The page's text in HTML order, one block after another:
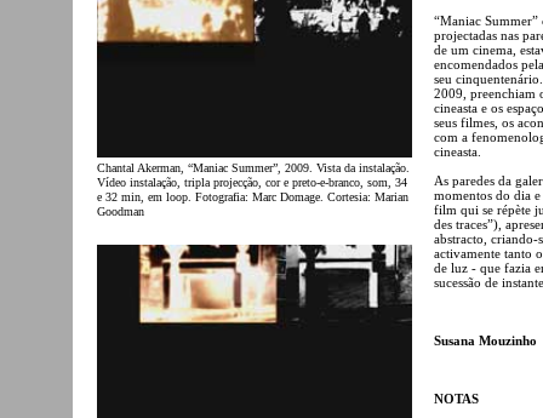
Chantal Akerman, “Maniac Summer”, 2009. Vista da instalação.
Vídeo instalação, tripla projecção, cor e preto-e-branco, som, 34
e 32 min, em loop. Fotografia: Marc Domage. Cortesia: Marian
Goodman
“Maniac Summer”
projectadas nas
de um cinema,
encomendados
seu
2009, preenchiam
cineasta e os
seus filmes, os
com a
cineasta.
As paredes da
momentos do dia
film qui se répète
des traces”),
abstracto, criando-
activamente tanto
de luz - que fazia
sucessão de
Susana Mouzinho
NOTAS